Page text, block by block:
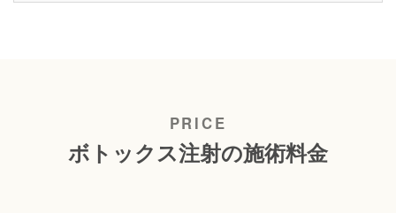
ボトックス注射の施術料金